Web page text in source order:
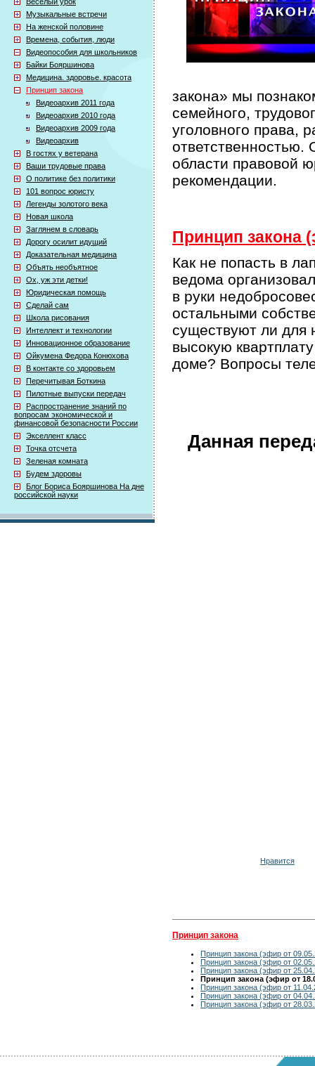
Музыкальные встречи
На женской половине
Времена, события, люди
Видеопособия для школьников
Байки Бояршинова
Медицина. здоровье. красота
Принцип закона
Видеоархив 2011 года
Видеоархив 2010 года
Видеоархив 2009 года
Видеоархив
В гостях у ветерана
Ваши трудовые права
О политике без политики
101 вопрос юристу
Легенды золотого века
Новая школа
Заглянем в словарь
Дорогу осилит идущий
Доказательная медицина
Объять необъятное
Ох, уж эти детки!
Юридическая помощь
Сделай сам
Школа рисования
Интеллект и технологии
Инновационное образование
Ойкумена Федора Конюхова
В контакте со здоровьем
Перечитывая Боткина
Пилотные выпуски передач
Распространение знаний по
вопросам экономической и
финансовой безопасности России
Экселлент класс
Точка отсчета
Зеленая комната
Будем здоровы
Блог Бориса Бояршинова На дне
российской науки
закона» мы
семейного,
уголовного права,
ответственностью.
области правовой
рекомендации.
Принцип закона
Как не попасть в
ведома
в руки
остальными
существуют ли для
высокую
доме? Вопросы
Данная
Нравится
Принцип закона
Принцип закона (эфир от
Принцип закона (эфир от
Принцип закона (эфир от
Принцип закона (эфир от
Принцип закона (эфир от
Принцип закона (эфир от
Принцип закона (эфир от